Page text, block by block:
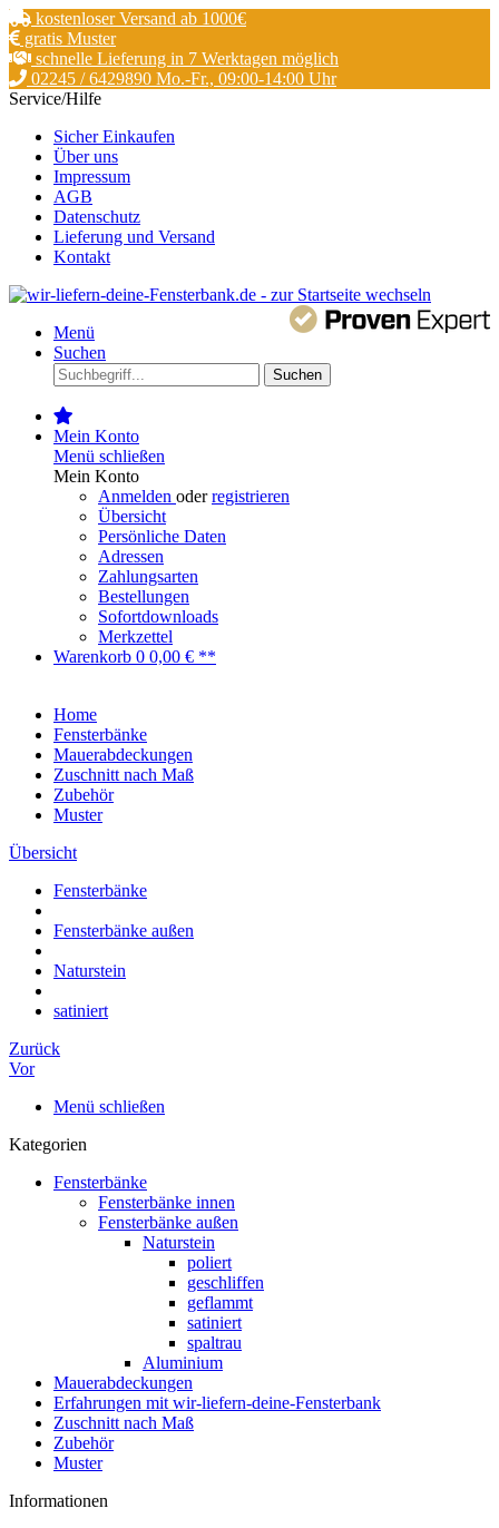
kostenloser Versand ab 1000€
gratis Muster
schnelle Lieferung in 7 Werktagen möglich
02245 / 6429890 Mo.-Fr., 09:00-14:00 Uhr
Service/Hilfe
Sicher Einkaufen
Über uns
Impressum
AGB
Datenschutz
Lieferung und Versand
Kontakt
Menü
Suchen
Suchen
Mein Konto
Menü schließen
Mein Konto
Anmelden oderregistrieren
Übersicht
Persönliche Daten
Adressen
Zahlungsarten
Bestellungen
Sofortdownloads
Merkzettel
Warenkorb 0 0,00 € **
Home
Fensterbänke
Mauerabdeckungen
Zuschnitt nach Maß
Zubehör
Muster
Übersicht
Fensterbänke
Fensterbänke außen
Naturstein
satiniert
Zurück
Vor
Menü schließen
Kategorien
Fensterbänke
Fensterbänke innen
Fensterbänke außen
Naturstein
poliert
geschliffen
geflammt
satiniert
spaltrau
Aluminium
Mauerabdeckungen
Erfahrungen mit wir-liefern-deine-Fensterbank
Zuschnitt nach Maß
Zubehör
Muster
Informationen